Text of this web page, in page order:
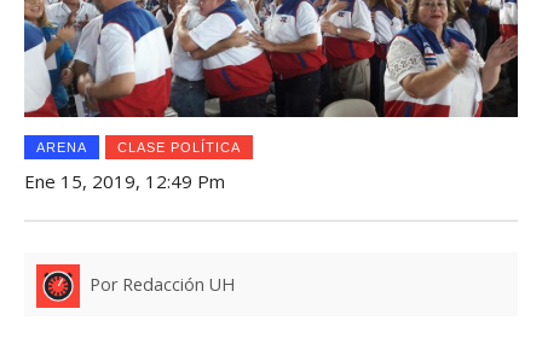
ARENA CLASE POLÍTICA
Ene 15, 2019, 12:49 Pm
Por Redacción UH